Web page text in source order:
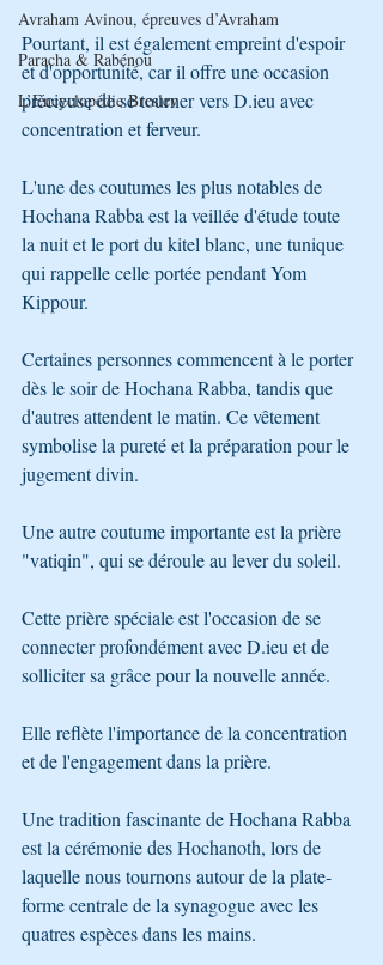
Avraham Avinou, épreuves d’Avraham
Paracha & Rabénou
L’Encyclopédie Breslev
Pourtant, il est également empreint d'espoir
et d'opportunité, car il offre une occasion
précieuse de se tourner vers D.ieu avec
concentration et ferveur.
L'une des coutumes les plus notables de
Hochana Rabba est la veillée d'étude toute
la nuit et le port du kitel blanc, une tunique
qui rappelle celle portée pendant Yom
Kippour.
Certaines personnes commencent à le porter
dès le soir de Hochana Rabba, tandis que
d'autres attendent le matin. Ce vêtement
symbolise la pureté et la préparation pour le
jugement divin.
Une autre coutume importante est la prière
"vatiqin", qui se déroule au lever du soleil.
Cette prière spéciale est l'occasion de se
connecter profondément avec D.ieu et de
solliciter sa grâce pour la nouvelle année.
Elle reflète l'importance de la concentration
et de l'engagement dans la prière.
Une tradition fascinante de Hochana Rabba
est la cérémonie des Hochanoth, lors de
laquelle nous tournons autour de la plate-
forme centrale de la synagogue avec les
quatres espèces dans les mains.